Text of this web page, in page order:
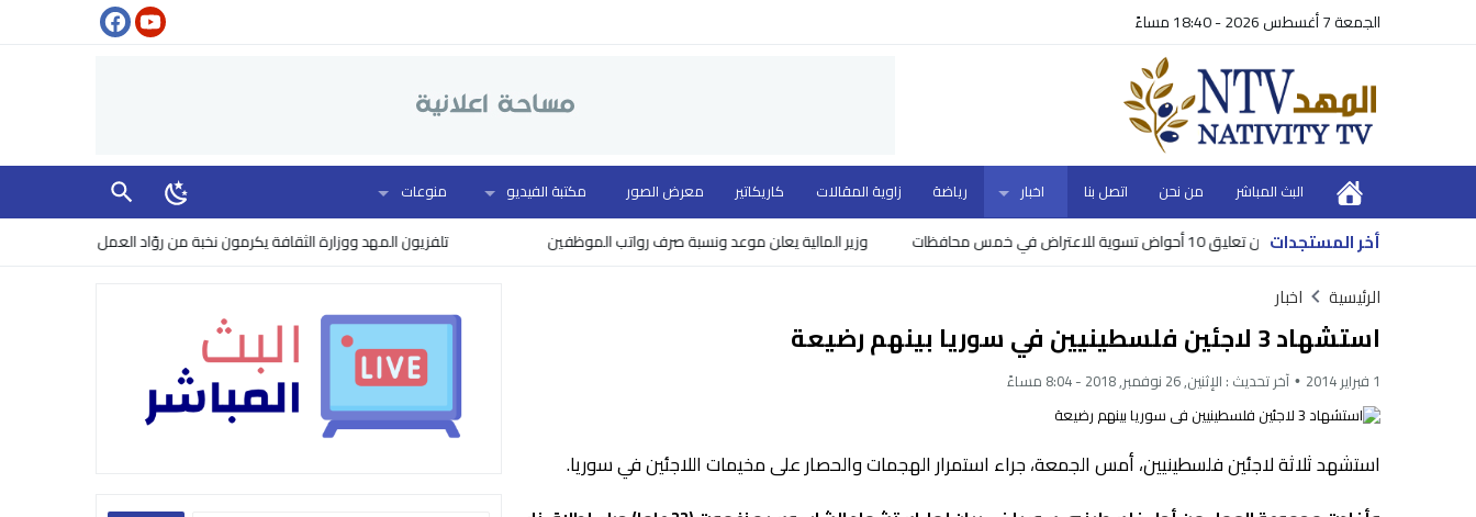
الجمعة 7 أغسطس 2026 - 18:40 مساءً
البث المباشر من نحن اتصل بنا اخبار رياضة زاوية المقالات كاريكاتير معرض الصور مكتبة الفيديو منوعات
أخر المستجدات تلفزيون المهد ووزارة الثقافة يكرمون نخبة من روّاد العمل الإعلامي في سلطة الأراضي تعلن تعليق 10 أحواض تسوية للاعتراض في خمس محافظات وزير المالية يعلن موعد ونسبة صرف رواتب الموظفين
الرئيسية اخبار
استشهاد 3 لاجئين فلسطينيين في سوريا بينهم رضيعة
1 فبراير 2014 آخر تحديث : الإثنين, 26 نوفمبر, 2018 - 8:04 مساءً
استشهد ثلاثة لاجئين فلسطينيين، أمس الجمعة، جراء استمرار الهجمات والحصار على مخيمات اللاجئين في سوريا.